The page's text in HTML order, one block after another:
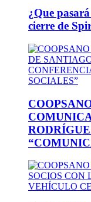
¿Que
cierre de